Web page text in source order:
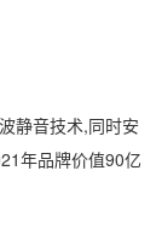
静音技术,同时安
年品牌价值90亿